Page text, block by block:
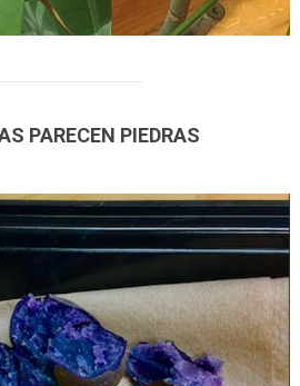
PARECEN PIEDRAS